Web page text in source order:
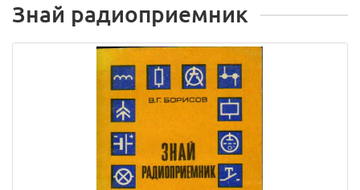
Знай радиоприемник